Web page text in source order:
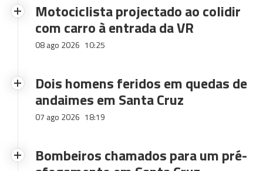
Motociclista projectado ao colidir
com carro à entrada da VR
08 ago 2026 10:25
Dois homens feridos em quedas de
andaimes em Santa Cruz
07 ago 2026 18:19
Bombeiros chamados para um pré-